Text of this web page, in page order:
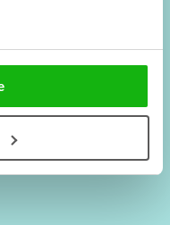
osobních údajů